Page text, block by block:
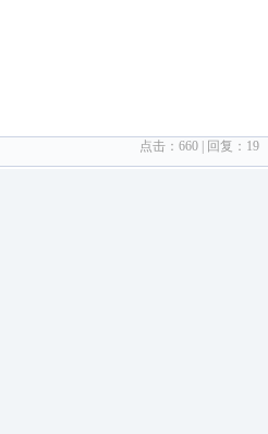
点击： 660 | 回复： 19